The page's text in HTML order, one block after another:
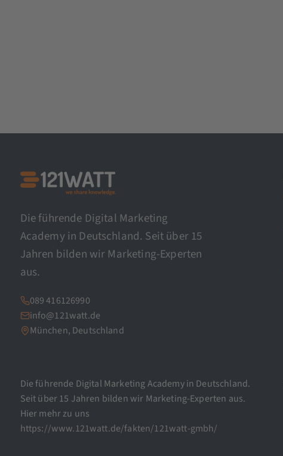
Die führende Digital Marketing
Academy in Deutschland. Seit über 15
Jahren bilden wir Marketing-Experten
aus.
089 416126990
info@121watt.de
München, Deutschland
Die führende Digital Marketing Academy in Deutschland.
Seit über 15 Jahren bilden wir Marketing-Experten aus.
Hier mehr zu uns
https://www.121watt.de/fakten/121watt-gmbh/